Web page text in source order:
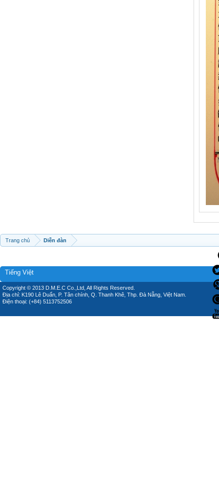
Trang chủ Diễn đàn
Tiếng Việt
Copyright © 2013 D.M.E.C Co.,Ltd, All Rights Reserved.
Địa chỉ: K190 Lê Duẩn, P. Tân chính, Q. Thanh Khê, Thp. Đà Nẵng, Việt Nam.
Điện thoại: (+84) 5113752506